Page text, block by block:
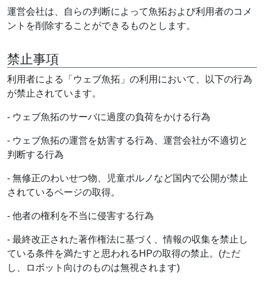
運営会社は、自らの判断によって魚拓および利用者のコメ
ントを削除することができるものとします。
禁止事項
利用者による「ウェブ魚拓」の利用において、以下の行為
が禁止されています。
- ウェブ魚拓のサーバに過度の負荷をかける行為
- ウェブ魚拓の運営を妨害する行為、運営会社が不適切と
判断する行為
- 無修正のわいせつ物、児童ポルノなど国内で公開が禁止
されているページの取得。
- 他者の権利を不当に侵害する行為
- 最終改正された著作権法に基づく、情報の収集を禁止し
ている条件を満たすと思われるHPの取得の禁止。(ただ
し、ロボット向けのものは無視されます)